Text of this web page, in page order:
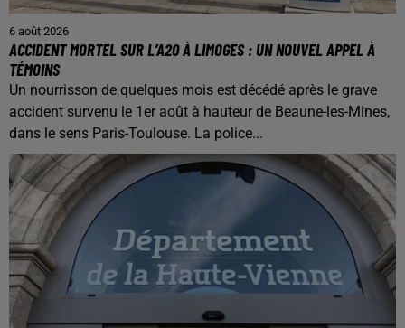
6 août 2026
ACCIDENT MORTEL SUR L’A20 À LIMOGES : UN NOUVEL APPEL À
TÉMOINS
Un nourrisson de quelques mois est décédé après le grave
accident survenu le 1er août à hauteur de Beaune-les-Mines,
dans le sens Paris-Toulouse. La police...